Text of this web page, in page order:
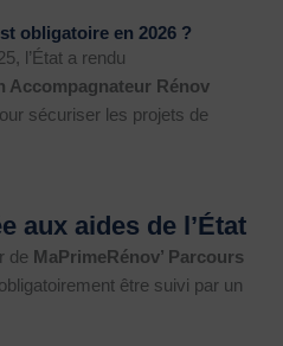
obligatoire en 2026 ?
l’État a rendu
Accompagnateur Rénov
sécuriser les projets de
aux aides de l’État
de MaPrimeRénov’ Parcours
être suivi par un